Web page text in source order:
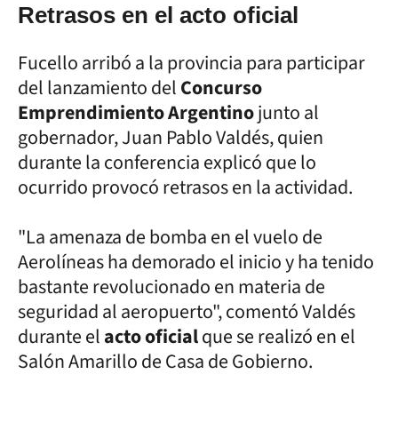
Retrasos en el acto oficial
Fucello arribó a la provincia para participar
del lanzamiento delConcurso
Emprendimiento Argentinojunto al
gobernador, Juan Pablo Valdés, quien
durante la conferencia explicó que lo
ocurrido provocó retrasos en la actividad.
"La amenaza de bomba en el vuelo de
Aerolíneas ha demorado el inicio y ha tenido
bastante revolucionado en materia de
seguridad al aeropuerto", comentó Valdés
durante elacto oficialque se realizó en el
Salón Amarillo de Casa de Gobierno.